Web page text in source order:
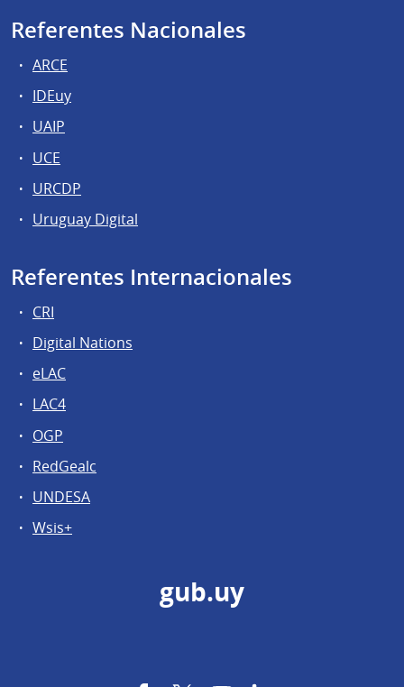
Referentes Nacionales
ARCE
IDEuy
UAIP
UCE
URCDP
Uruguay Digital
Referentes Internacionales
CRI
Digital Nations
eLAC
LAC4
OGP
RedGealc
UNDESA
Wsis+
gub.uy